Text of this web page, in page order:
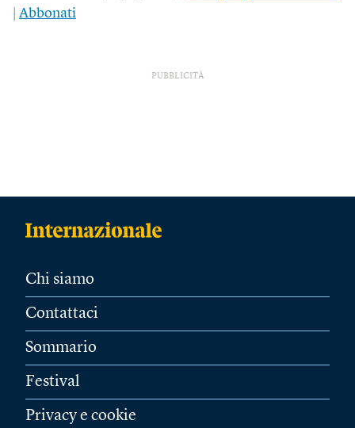
Abbonati
PUBBLICITÀ
Chi siamo
Contattaci
Sommario
Festival
Privacy e cookie